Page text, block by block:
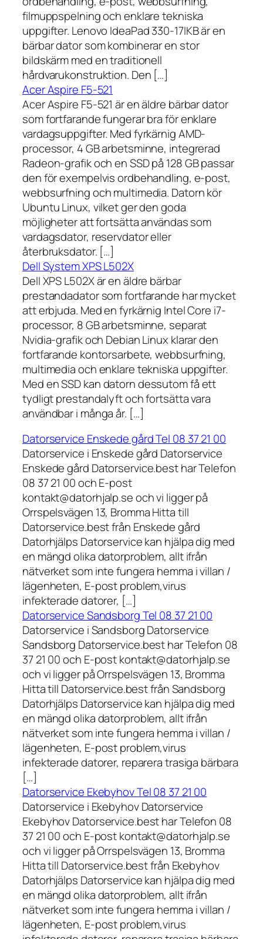
filmuppspelning och enklare tekniska
uppgifter. Lenovo IdeaPad 330-17IKB är en
bärbar dator som kombinerar en stor
bildskärm med en traditionell
hårdvarukonstruktion. Den […]
Acer Aspire F5-521
Acer Aspire F5-521 är en äldre bärbar dator
som fortfarande fungerar bra för enklare
vardagsuppgifter. Med fyrkärnig AMD-
processor, 4 GB arbetsminne, integrerad
Radeon-grafik och en SSD på 128 GB passar
den för exempelvis ordbehandling, e-post,
webbsurfning och multimedia. Datorn kör
Ubuntu Linux, vilket ger den goda
möjligheter att fortsätta användas som
vardagsdator, reservdator eller
återbruksdator. […]
Dell System XPS L502X
Dell XPS L502X är en äldre bärbar
prestandadator som fortfarande har mycket
att erbjuda. Med en fyrkärnig Intel Core i7-
processor, 8 GB arbetsminne, separat
Nvidia-grafik och Debian Linux klarar den
fortfarande kontorsarbete, webbsurfning,
multimedia och enklare tekniska uppgifter.
Med en SSD kan datorn dessutom få ett
tydligt prestandalyft och fortsätta vara
användbar i många år. […]
Datorservice Enskede gård Tel 08 37 21 00
Datorservice i Enskede gård Datorservice
Enskede gård Datorservice.best har Telefon
08 37 21 00 och E-post
kontakt@datorhjalp.se och vi ligger på
Orrspelsvägen 13, Bromma Hitta till
Datorservice.best från Enskede gård
Datorhjälps Datorservice kan hjälpa dig med
en mängd olika datorproblem, allt ifrån
nätverket som inte fungera hemma i villan /
lägenheten, E-post problem,virus
infekterade datorer, […]
Datorservice Sandsborg Tel 08 37 21 00
Datorservice i Sandsborg Datorservice
Sandsborg Datorservice.best har Telefon 08
37 21 00 och E-post kontakt@datorhjalp.se
och vi ligger på Orrspelsvägen 13, Bromma
Hitta till Datorservice.best från Sandsborg
Datorhjälps Datorservice kan hjälpa dig med
en mängd olika datorproblem, allt ifrån
nätverket som inte fungera hemma i villan /
lägenheten, E-post problem,virus
infekterade datorer, reparera trasiga bärbara
[…]
Datorservice Ekebyhov Tel 08 37 21 00
Datorservice i Ekebyhov Datorservice
Ekebyhov Datorservice.best har Telefon 08
37 21 00 och E-post kontakt@datorhjalp.se
och vi ligger på Orrspelsvägen 13, Bromma
Hitta till Datorservice.best från Ekebyhov
Datorhjälps Datorservice kan hjälpa dig med
en mängd olika datorproblem, allt ifrån
nätverket som inte fungera hemma i villan /
lägenheten, E-post problem,virus